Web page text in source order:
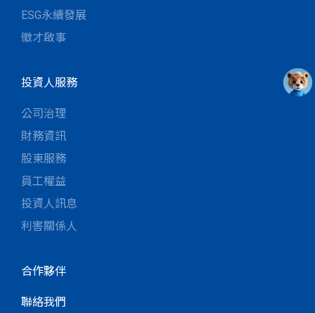
ESG永續發展
徵才啟事
投資人服務
公司治理
財務資訊
股東服務
員工權益
投資人訊息
利害關係人
合作夥伴
聯絡我們